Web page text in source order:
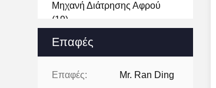
Μηχανή Διάτρησης Αφρού
(19)
Καταστροφέας Εγγράφων
Σφουγγαριών(9)
Επαφές
Επαφές: Mr. Ran Ding